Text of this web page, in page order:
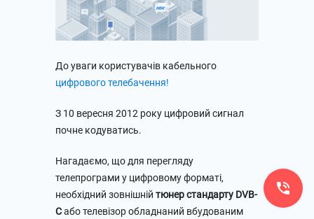
До уваги користувачів кабельного
цифрового телебачення!
З 10 вересня 2012 року цифровий сигнал
почне кодуватись.
Нагадаємо, що для перегляду
телепрограми у цифровому форматі,
необхідний зовнішній тюнер стандарту DVB-
Cабо телевізор обладнаний вбудованим